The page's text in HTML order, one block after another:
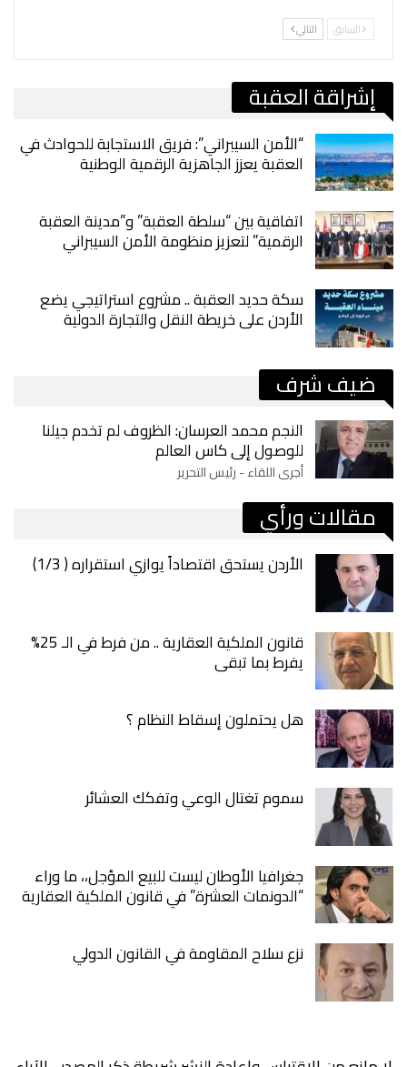
السابق التالي
إشراقة العقبة
“الأمن السيبراني”: فريق الاستجابة للحوادث في
العقبة يعزز الجاهزية الرقمية الوطنية
اتفاقية بين “سلطة العقبة” و”مدينة العقبة
الرقمية” لتعزيز منظومة الأمن السيبراني
سكة حديد العقبة .. مشروع استراتيجي يضع
الأردن على خريطة النقل والتجارة الدولية
ضيف شرف
النجم محمد العرسان: الظروف لم تخدم جيلنا
للوصول إلى كاس العالم
أجرى اللقاء - رئيس التحرير
مقالات ورأي
الأردن يستحق اقتصاداً يوازي استقراره ( 1/3)
قانون الملكية العقارية .. من فرط في الـ 25%
يفرط بما تبقى
هل يحتملون إسقاط النظام ؟
سموم تغتال الوعي وتفكك العشائر
جغرافيا الأوطان ليست للبيع المؤجل،، ما وراء
“الدونمات العشرة” في قانون الملكية العقارية
نزع سلاح المقاومة في القانون الدولي